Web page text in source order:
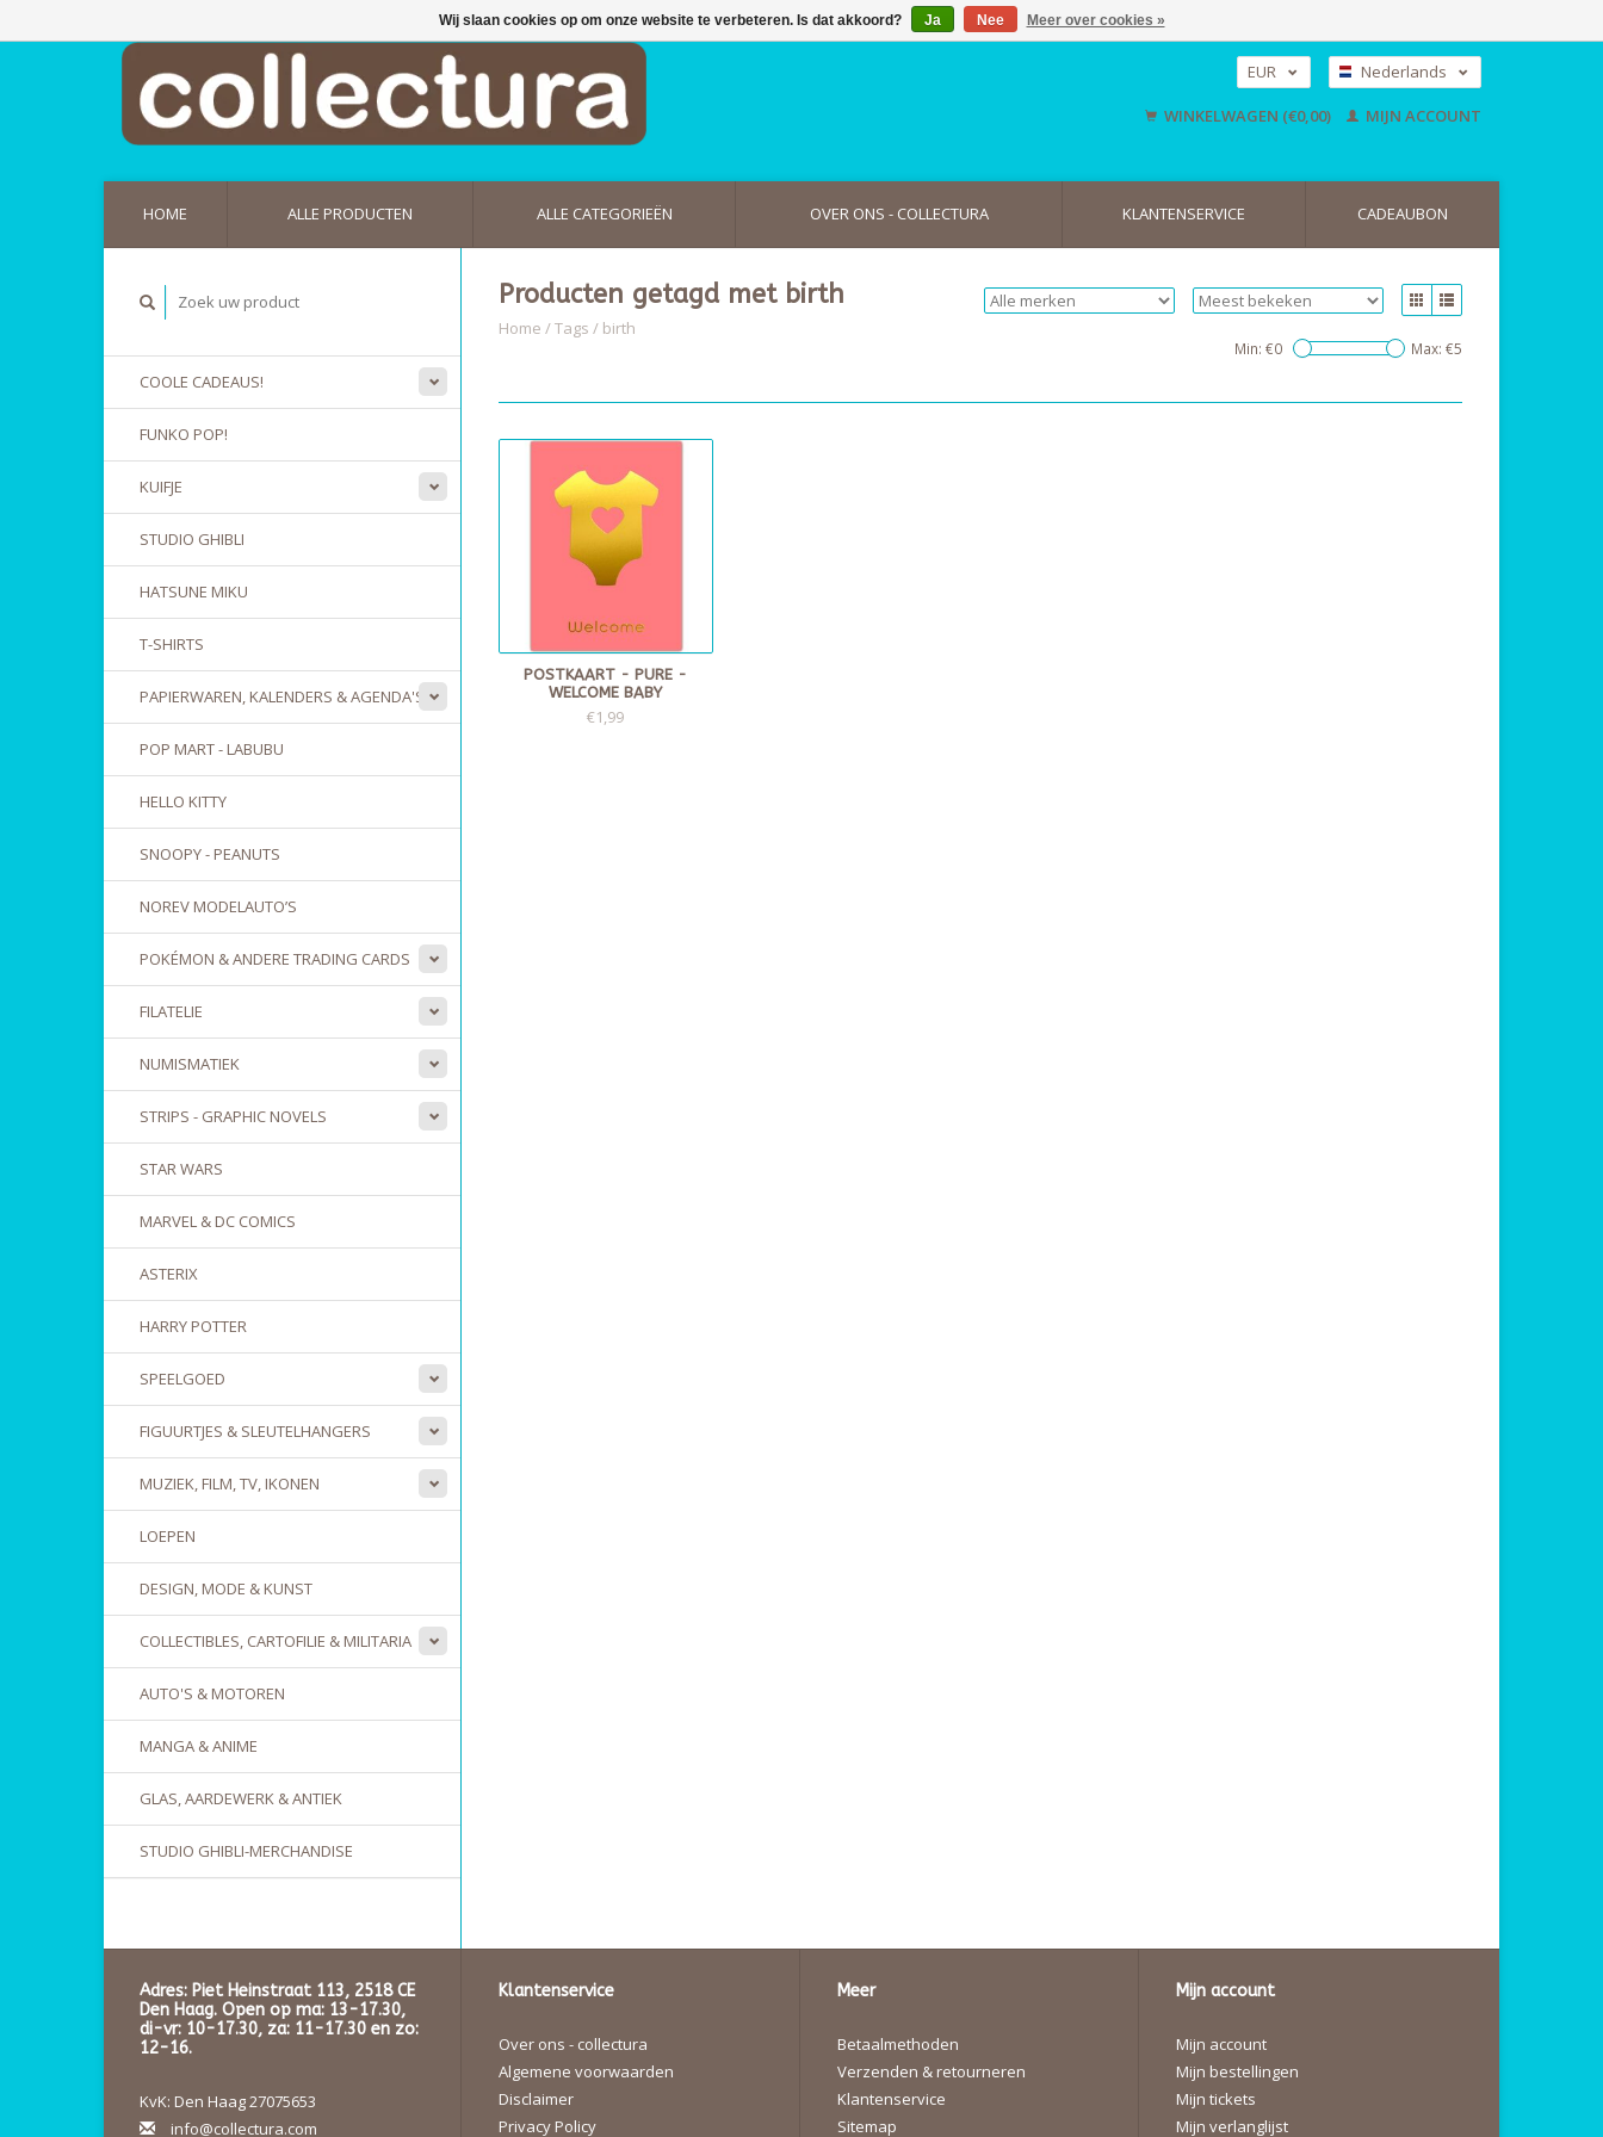
EUR
USD
Nederlands
English
WINKELWAGEN (€0,00) MIJN ACCOUNT
HOME ALLE PRODUCTEN ALLE CATEGORIEËN OVER ONS - COLLECTURA KLANTENSERVICE CADEAUBON
COOLE CADEAUS!
FUNKO POP!
KUIFJE
STUDIO GHIBLI
HATSUNE MIKU
T-SHIRTS
PAPIERWAREN, KALENDERS & AGENDA'S
POP MART - LABUBU
HELLO KITTY
SNOOPY - PEANUTS
NOREV MODELAUTO’S
POKÉMON & ANDERE TRADING CARDS
FILATELIE
NUMISMATIEK
STRIPS - GRAPHIC NOVELS
STAR WARS
MARVEL & DC COMICS
ASTERIX
HARRY POTTER
SPEELGOED
FIGUURTJES & SLEUTELHANGERS
MUZIEK, FILM, TV, IKONEN
LOEPEN
DESIGN, MODE & KUNST
COLLECTIBLES, CARTOFILIE & MILITARIA
AUTO'S & MOTOREN
MANGA & ANIME
GLAS, AARDEWERK & ANTIEK
STUDIO GHIBLI-MERCHANDISE
Producten getagd met birth
Home /Tags / birth
Min: €0 Max: €5
POSTKAART - PURE -
WELCOME BABY
€1,99
Adres: Piet Heinstraat 113, 2518 CE
Den Haag. Open op ma: 13-17.30,
di-vr: 10-17.30, za: 11-17.30 en zo:
12-16.
KvK: Den Haag 27075653
info@collectura.com
Klantenservice
Over ons - collectura
Algemene voorwaarden
Disclaimer
Privacy Policy
Meer
Betaalmethoden
Verzenden & retourneren
Klantenservice
Sitemap
Mijn account
Mijn account
Mijn bestellingen
Mijn tickets
Mijn verlanglijst
Wij slaan cookies op om onze website te verbeteren. Is dat akkoord? Ja Nee Meer over cookies »